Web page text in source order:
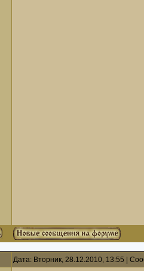
Дата: Вторник, 28.12.2010, 13:55 |